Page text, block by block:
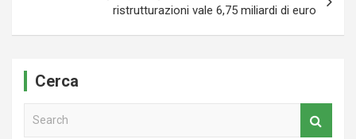
ristrutturazioni vale 6,75 miliardi di euro
Cerca